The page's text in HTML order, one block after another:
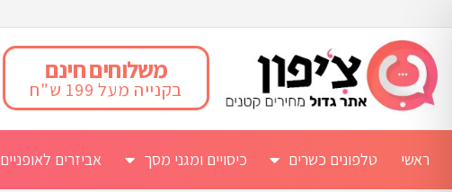
משלוחים חינם
בקנייה מעל 199 ש"ח
ראשי טלפונים כשרים כיסויים ומגני מסך אביזרים לאופניים